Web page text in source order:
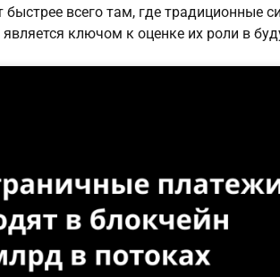
быстрее всего там, где традиционные
является ключом к оценке их роли в